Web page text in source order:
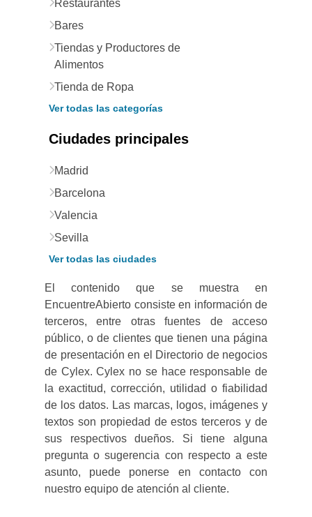
Restaurantes
Bares
Tiendas y Productores de
Alimentos
Tienda de Ropa
Ver todas las categorías
Ciudades principales
Madrid
Barcelona
Valencia
Sevilla
Ver todas las ciudades
El contenido que se muestra en
EncuentreAbierto consiste en información de
terceros, entre otras fuentes de acceso
público, o de clientes que tienen una página
de presentación en el Directorio de negocios
de Cylex. Cylex no se hace responsable de
la exactitud, corrección, utilidad o fiabilidad
de los datos. Las marcas, logos, imágenes y
textos son propiedad de estos terceros y de
sus respectivos dueños. Si tiene alguna
pregunta o sugerencia con respecto a este
asunto, puede ponerse en contacto con
nuestro equipo de atención al cliente.